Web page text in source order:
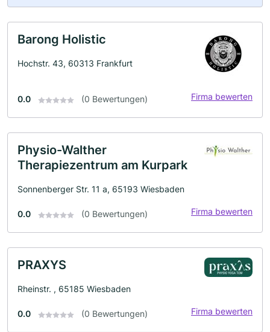
Barong Holistic
Hochstr. 43, 60313 Frankfurt
0.0 (0 Bewertungen) Firma bewerten
Physio-Walther
Therapiezentrum am Kurpark
Sonnenberger Str. 11 a, 65193 Wiesbaden
0.0 (0 Bewertungen) Firma bewerten
PRAXYS
Rheinstr. , 65185 Wiesbaden
0.0 (0 Bewertungen) Firma bewerten